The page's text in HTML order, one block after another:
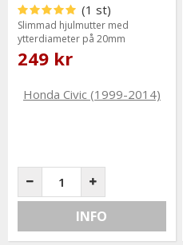
(1 st)
Slimmad hjulmutter med
ytterdiameter på 20mm
249 kr
INFO